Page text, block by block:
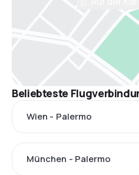
Beliebteste
Wien - Palermo
München - Palermo